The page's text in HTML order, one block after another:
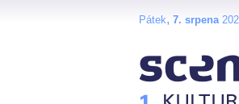
Pátek, 7. srpena